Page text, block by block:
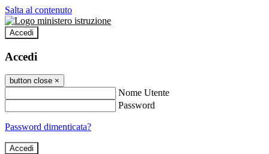
Salta al contenuto
Accedi
Accedi
button close ×
Nome Utente
Password
Password dimenticata?